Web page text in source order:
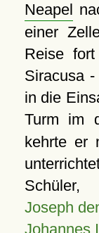
Neapel
einer
Reise
Siracusa
in die
Turm im
kehrte er
Joseph
Johannes